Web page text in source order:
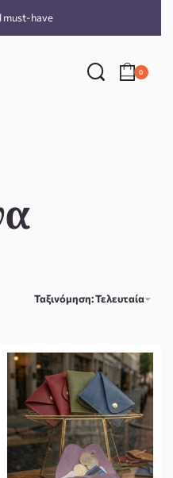
must-have
0
Ταξινόμηση: Τελευταία